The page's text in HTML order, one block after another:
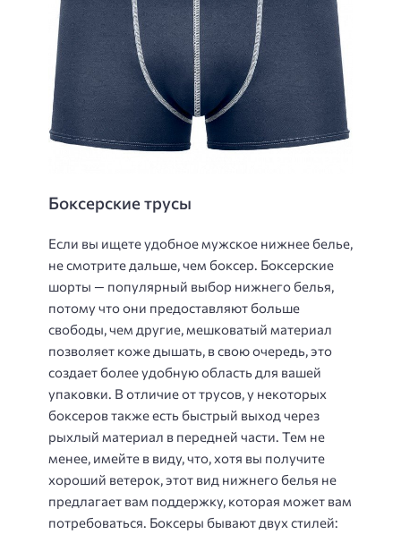
Боксерские трусы
Если вы ищете удобное мужское нижнее белье,
не смотрите дальше, чем боксер. Боксерские
шорты — популярный выбор нижнего белья,
потому что они предоставляют больше
свободы, чем другие, мешковатый материал
позволяет коже дышать, в свою очередь, это
создает более удобную область для вашей
упаковки. В отличие от трусов, у некоторых
боксеров также есть быстрый выход через
рыхлый материал в передней части. Тем не
менее, имейте в виду, что, хотя вы получите
хороший ветерок, этот вид нижнего белья не
предлагает вам поддержку, которая может вам
потребоваться. Боксеры бывают двух стилей: